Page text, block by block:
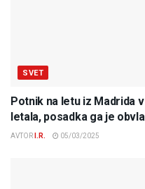
SVET
Potnik na letu iz Madrida
letala, posadka ga je
AVTOR I.R. 05/03/2025